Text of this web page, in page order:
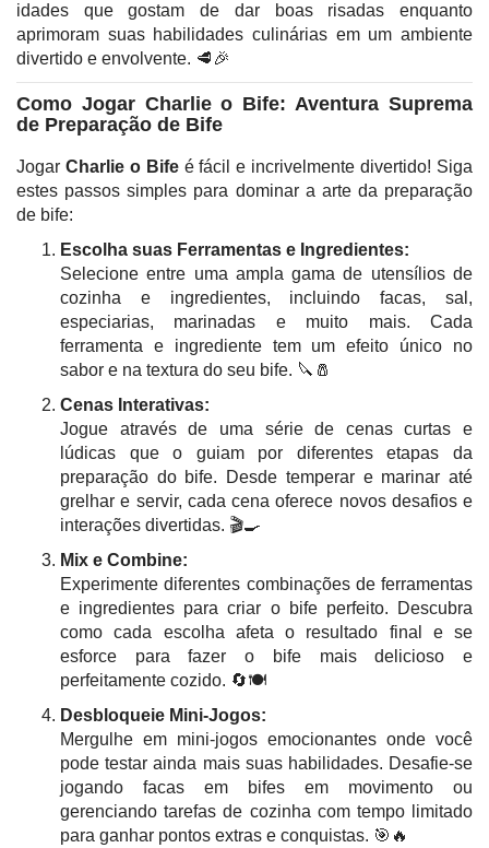
idades que gostam de dar boas risadas enquanto
aprimoram suas habilidades culinárias em um ambiente
divertido e envolvente. 🥩🎉
Como Jogar Charlie o Bife: Aventura Suprema
de Preparação de Bife
Jogar Charlie o Bifeé fácil e incrivelmente divertido! Siga
estes passos simples para dominar a arte da preparação
de bife:
Escolha suas Ferramentas e Ingredientes:
Selecione entre uma ampla gama de utensílios de
cozinha e ingredientes, incluindo facas, sal,
especiarias, marinadas e muito mais. Cada
ferramenta e ingrediente tem um efeito único no
sabor e na textura do seu bife. 🔪🧂
Cenas Interativas:
Jogue através de uma série de cenas curtas e
lúdicas que o guiam por diferentes etapas da
preparação do bife. Desde temperar e marinar até
grelhar e servir, cada cena oferece novos desafios e
interações divertidas. 🎬🍳
Mix e Combine:
Experimente diferentes combinações de ferramentas
e ingredientes para criar o bife perfeito. Descubra
como cada escolha afeta o resultado final e se
esforce para fazer o bife mais delicioso e
perfeitamente cozido. 🔄🍽️
Desbloqueie Mini-Jogos:
Mergulhe em mini-jogos emocionantes onde você
pode testar ainda mais suas habilidades. Desafie-se
jogando facas em bifes em movimento ou
gerenciando tarefas de cozinha com tempo limitado
para ganhar pontos extras e conquistas. 🎯🔥